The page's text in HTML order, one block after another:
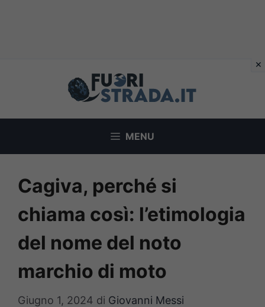
MENU
Cagiva, perché si
chiama così: l’etimologia
del nome del noto
marchio di moto
Giugno 1, 2024 di Giovanni Messi